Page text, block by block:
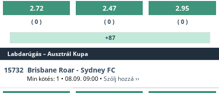
2.72
( 0 )
2.47
( 0 )
2.95
( 0 )
+87
Labdarúgás – Ausztrál Kupa
15732 Brisbane Roar - Sydney FC
Min kötés: 1 • 08.09. 09:00 • Szólj hozzá ››